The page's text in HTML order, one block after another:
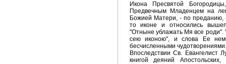
Икона Пресвятой
Предвечным Младенцем на
Божией Матери, - по преданию,
то иконе и относились
"Отныне ублажать Мя все
сею иконою", и слова Ее
бесчисленными чудотворениями.
Впоследствии Св. Евангелист
книгой деяний